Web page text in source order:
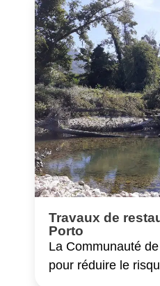
Travaux de
Porto
La Communauté
pour réduire le